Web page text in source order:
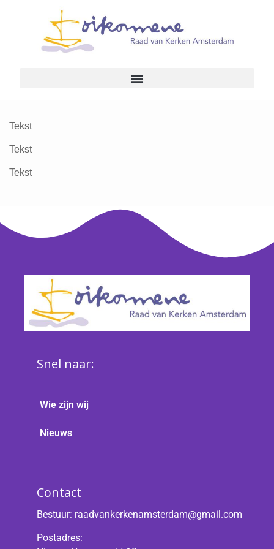
Tekst
Tekst
Tekst
Snel naar:
Wie zijn wij
Nieuws
Contact
Bestuur: raadvankerkenamsterdam@gmail.com
Postadres: